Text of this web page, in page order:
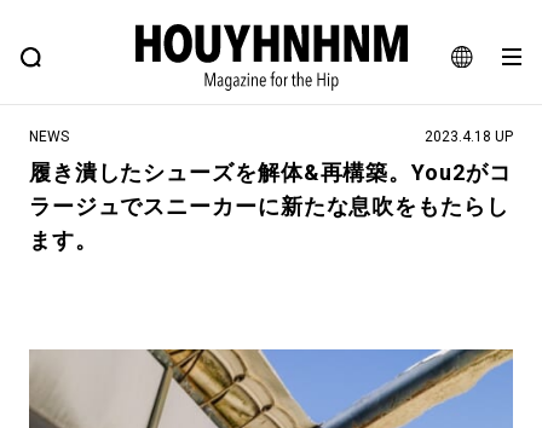
JA
EN
FEATURE BLOG SNAP
ヒップなファッション、カルチャー、ライフスタイルWEBマガジン
#注目のタグ
#NEW VINTAGE #マイナーグッド図鑑
#路地裏てぃーん。 #MONTHLY JOURNAL
#GH 銘品の所以 #フイナムのYouTube
NEWS 2023.4.18 UP
履き潰したシューズを解体&再構築。You2がコ
ラージュでスニーカーに新たな息吹をもたらし
ます。